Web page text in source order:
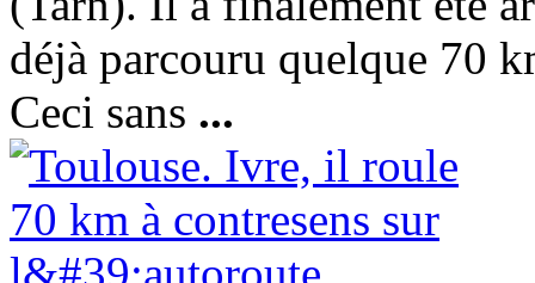
déjà parcouru quelque 70
Ceci sans ...